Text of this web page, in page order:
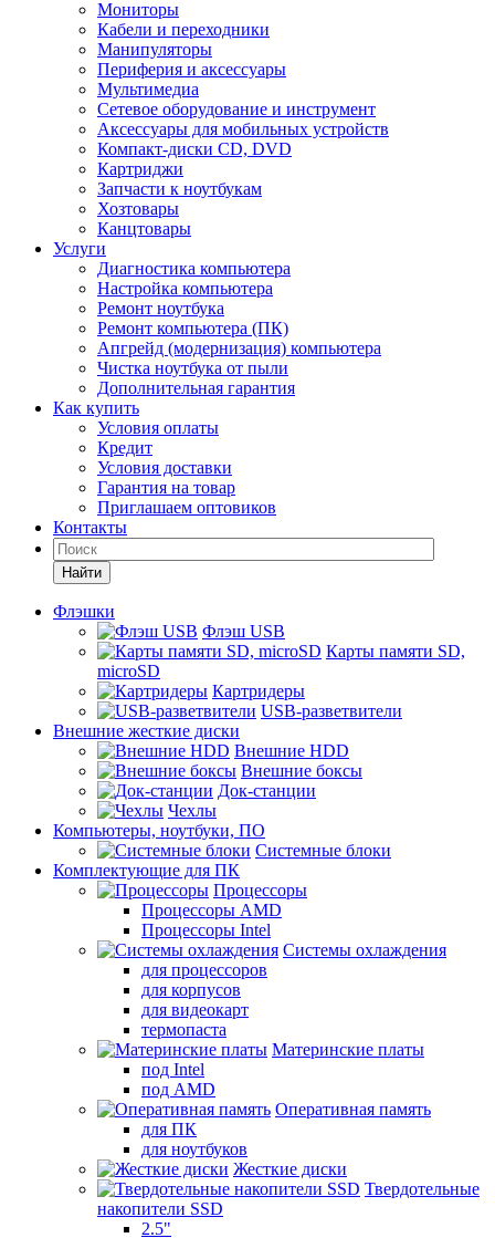
Мониторы
Кабели и переходники
Манипуляторы
Периферия и аксессуары
Мультимедиа
Сетевое оборудование и инструмент
Аксессуары для мобильных устройств
Компакт-диски CD, DVD
Картриджи
Запчасти к ноутбукам
Хозтовары
Канцтовары
Услуги
Диагностика компьютера
Настройка компьютера
Ремонт ноутбука
Ремонт компьютера (ПК)
Апгрейд (модернизация) компьютера
Чистка ноутбука от пыли
Дополнительная гарантия
Как купить
Условия оплаты
Кредит
Условия доставки
Гарантия на товар
Приглашаем оптовиков
Контакты
Найти
Флэшки
Флэш USB
Карты памяти SD,
microSD
Картридеры
USB-разветвители
Внешние жесткие диски
Внешние HDD
Внешние боксы
Док-станции
Чехлы
Компьютеры, ноутбуки, ПО
Системные блоки
Комплектующие для ПК
Процессоры
Процессоры AMD
Процессоры Intel
Системы охлаждения
для процессоров
для корпусов
для видеокарт
термопаста
Материнские платы
под Intel
под AMD
Оперативная память
для ПК
для ноутбуков
Жесткие диски
Твердотельные
накопители SSD
2.5"